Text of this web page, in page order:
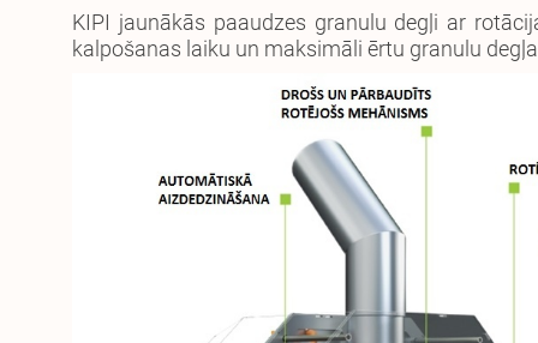
KIPI jaunākās paaudzes granulu degļi ar
kalpošanas laiku un maksimāli ērtu granulu